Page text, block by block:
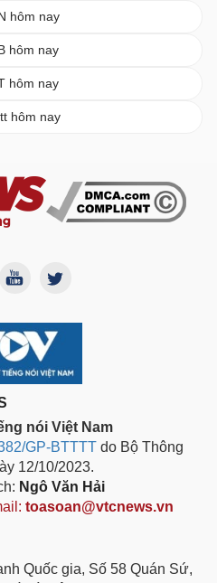
hôm nay
hôm nay
hôm nay
hôm nay
nói Việt Nam
GP-BTTTT do Bộ Thông
12/10/2023.
Ngô Văn Hải
toasoan@vtcnews.vn
Quốc gia, Số 58 Quán Sứ,